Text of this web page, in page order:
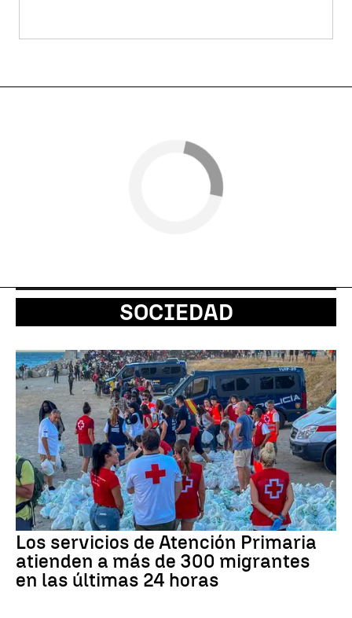
SOCIEDAD
Los servicios de Atención Primaria
atienden a más de 300 migrantes
en las últimas 24 horas